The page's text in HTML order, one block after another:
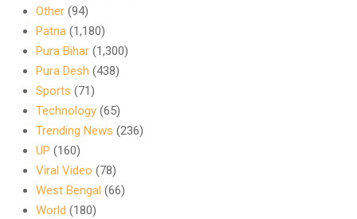
Other (94)
Patna (1,180)
Pura Bihar (1,300)
Pura Desh (438)
Sports (71)
Technology (65)
Trending News (236)
UP (160)
Viral Video (78)
West Bengal (66)
World (180)